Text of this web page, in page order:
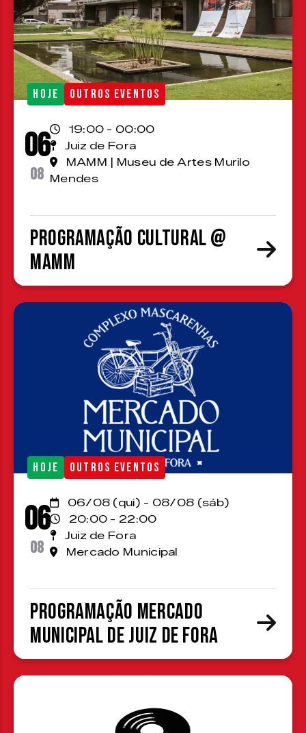
HOJE OUTROS EVENTOS
06
08
19:00 - 00:00
Juiz de Fora
MAMM | Museu de Artes Murilo
Mendes
Programação cultural @
MAMM
HOJE OUTROS EVENTOS
06
08
06/08 (qui) - 08/08 (sáb)
20:00 - 22:00
Juiz de Fora
Mercado Municipal
Programação Mercado
Municipal de Juiz de Fora